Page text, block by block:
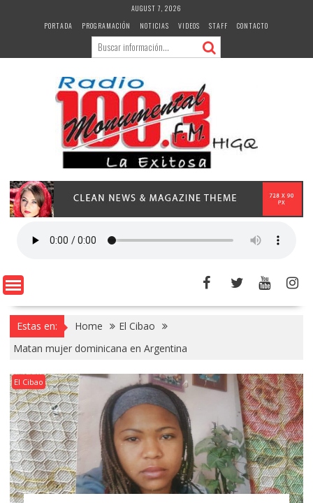
AUGUST 7, 2026
PORTADA
PROGRAMACIÓN NOTICIAS VIDEOS STAFF CONTACTO
Estas en: Home
El Cibao
Matan mujer dominicana en Argentina
El Cibao